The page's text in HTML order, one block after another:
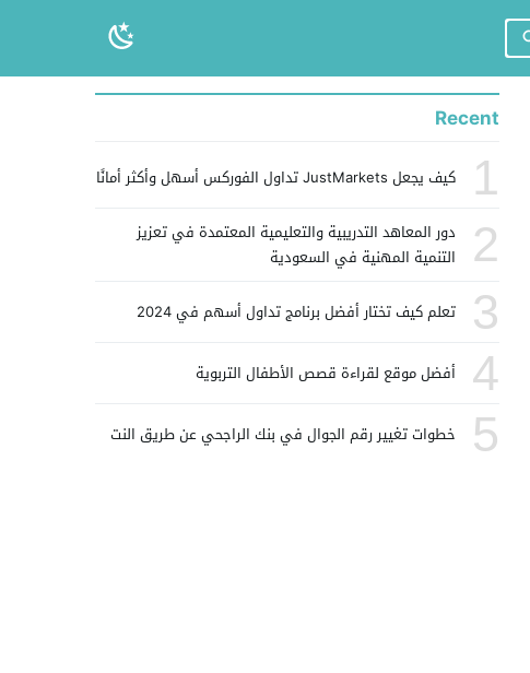
Recent
1 كيف يجعل JustMarkets تداول الفوركس أسهل وأكثر أمانًا
2
دور المعاهد التدريبية والتعليمية المعتمدة في تعزيز
التنمية المهنية في السعودية
3 تعلم كيف تختار أفضل برنامج تداول أسهم في 2024
4 أفضل موقع لقراءة قصص الأطفال التربوية
5 خطوات تغيير رقم الجوال في بنك الراجحي عن طريق النت